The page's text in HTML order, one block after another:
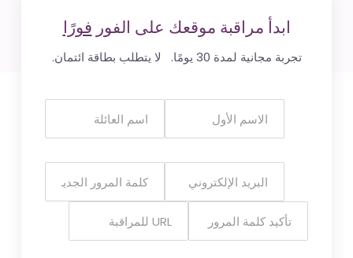
ابدأ مراقبة موقعك على الفورفورًا
تجربة مجانية لمدة 30 يومًا. لا يتطلب بطاقة ائتمان.